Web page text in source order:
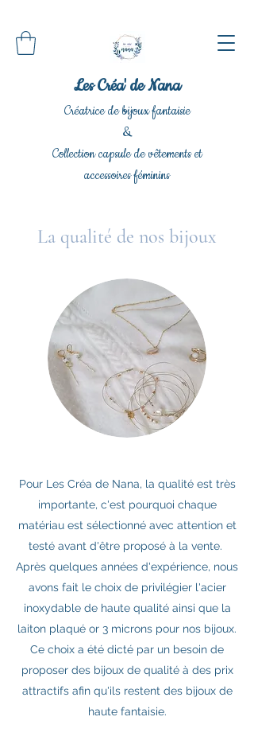
Les Créa' de Nana
Créatrice de bijoux fantaisie
&
Collection capsule de vêtements et
accessoires féminins
La qualité de nos bijoux
Pour Les Créa de Nana, la qualité est très
importante, c'est pourquoi chaque
matériau est sélectionné avec attention et
testé avant d'être proposé à la vente.
Après quelques années d'expérience, nous
avons fait le choix de privilégier l'acier
inoxydable de haute qualité ainsi que la
laiton plaqué or 3 microns pour nos bijoux.
Ce choix a été dicté par un besoin de
proposer des bijoux de qualité à des prix
attractifs afin qu'ils restent des bijoux de
haute fantaisie.